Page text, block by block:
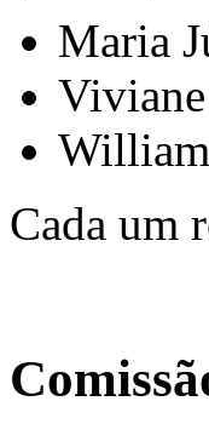
Maria
William
Cada um